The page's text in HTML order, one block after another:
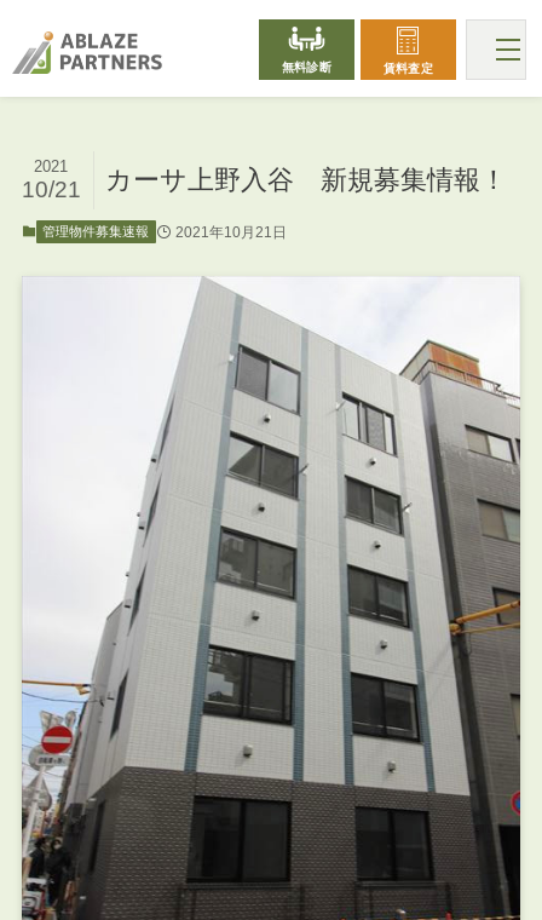
無料診断 賃料査定
カーサ上野入谷 新規募集情報！
2021
10/21
管理物件募集速報 2021年10月21日